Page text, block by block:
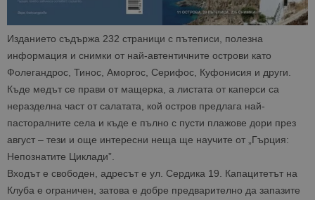
Изданието съдържа 232 страници с пътеписи, полезна
информация и снимки от най-автентичните острови като
Фолегандрос, Тинос, Аморгос, Серифос, Куфонисия и други.
Къде медът се прави от мащерка, а листата от каперси са
неразделна част от салатата, кой остров предлага най-
пасторалните села и къде е пълно с пусти плажове дори през
август – тези и още интересни неща ще научите от „Гърция:
Непознатите Циклади”.
Входът е свободен, адресът е ул. Сердика 19. Капацитетът на
Клуба е ограничен, затова е добре предварително да запазите